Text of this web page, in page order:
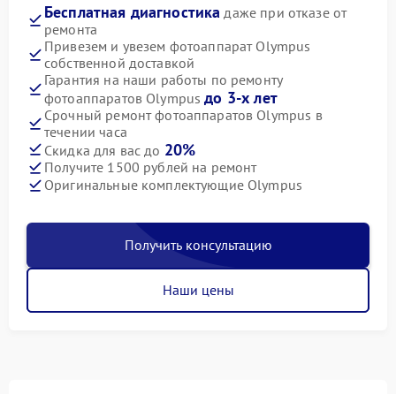
Бесплатная диагностика даже при отказе от
ремонта
Привезем и увезем фотоаппарат Olympus
собственной доставкой
Гарантия на наши работы по ремонту
фотоаппаратов Olympusдо 3-х лет
Срочный ремонт фотоаппаратов Olympus в
течении часа
Скидка для вас до 20%
Получите 1500 рублей на ремонт
Оригинальные комплектующие Olympus
Получить консультацию
Наши цены